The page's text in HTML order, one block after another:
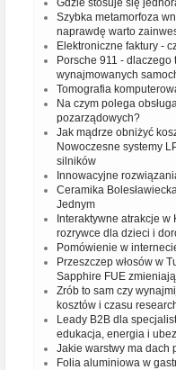
Gdzie stosuje się
Szybka metamorfoza
naprawdę warto
Elektroniczne faktury -
Porsche 911 -
wynajmowanych
Tomografia
Na czym polega
pozarządowych?
Jak mądrze obniżyć
Nowoczesne systemy
silników
Innowacyjne
Ceramika
Jednym
Interaktywne atrakcje
rozrywce dla dzieci i
Pomówienie w
Przeszczep włosów w
Sapphire FUE
Zrób to sam czy
kosztów i czasu
Leady B2B dla
edukacja, energia i
Jakie warstwy ma dach
Folia aluminiowa w